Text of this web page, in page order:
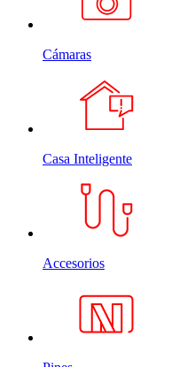
Cámaras
Casa Inteligente
Accesorios